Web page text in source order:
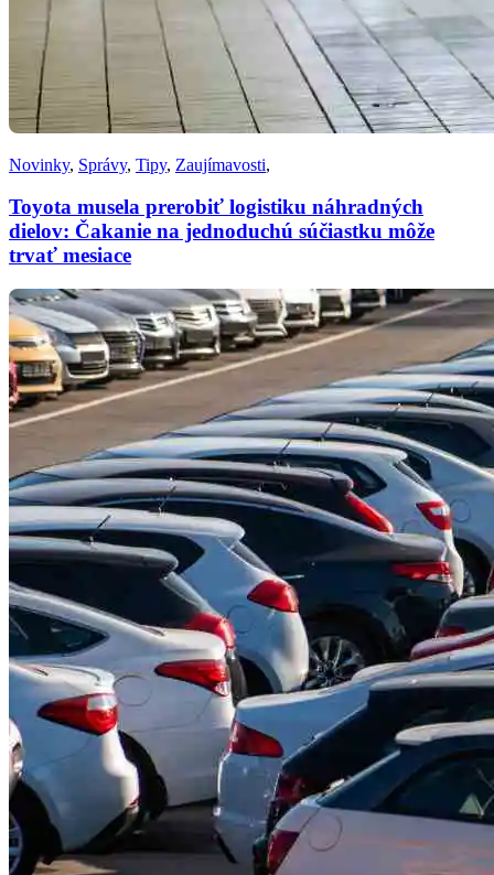
Novinky, Správy, Tipy, Zaujímavosti,
Toyota musela prerobiť logistiku náhradných
dielov: Čakanie na jednoduchú súčiastku môže
trvať mesiace